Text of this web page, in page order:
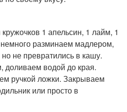
1 апельсин, 1 лайм, 1
разминаем мадлером,
не превратились в кашу.
доливаем водой до края.
ручкой ложки. Закрываем
или просто в